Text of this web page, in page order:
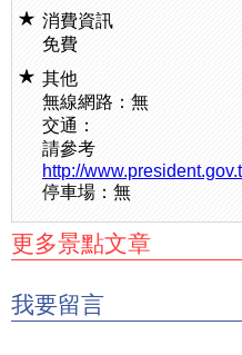
消費資訊
免費
其他
無線網路：無
交通：
請參考
http://
停車場：無
更多景點文章
我要留言